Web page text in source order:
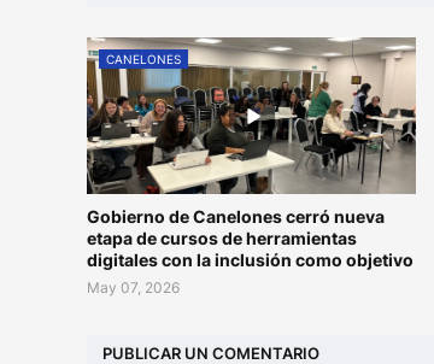
CANELONES
Gobierno de Canelones cerró nueva
etapa de cursos de herramientas
digitales con la inclusión como objetivo
May 07, 2026
PUBLICAR UN COMENTARIO